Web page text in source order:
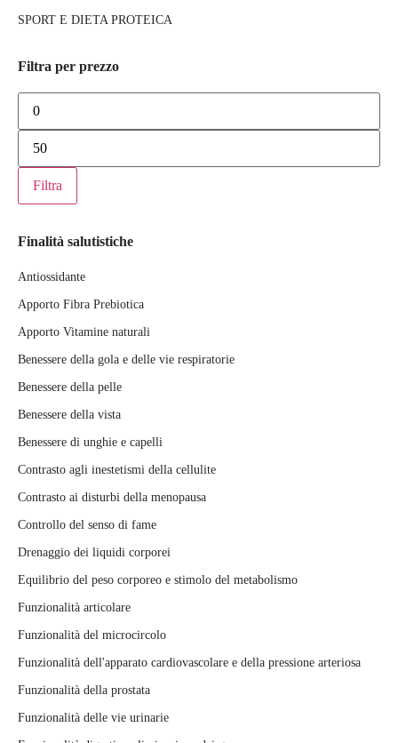
SPORT E DIETA PROTEICA
Filtra per prezzo
Filtra
Finalità salutistiche
Antiossidante
Apporto Fibra Prebiotica
Apporto Vitamine naturali
Benessere della gola e delle vie respiratorie
Benessere della pelle
Benessere della vista
Benessere di unghie e capelli
Contrasto agli inestetismi della cellulite
Contrasto ai disturbi della menopausa
Controllo del senso di fame
Drenaggio dei liquidi corporei
Equilibrio del peso corporeo e stimolo del metabolismo
Funzionalità articolare
Funzionalità del microcircolo
Funzionalità dell'apparato cardiovascolare e della pressione arteriosa
Funzionalità della prostata
Funzionalità delle vie urinarie